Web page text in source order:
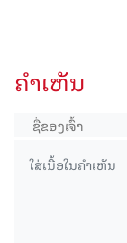
ຄໍາເຫັນ